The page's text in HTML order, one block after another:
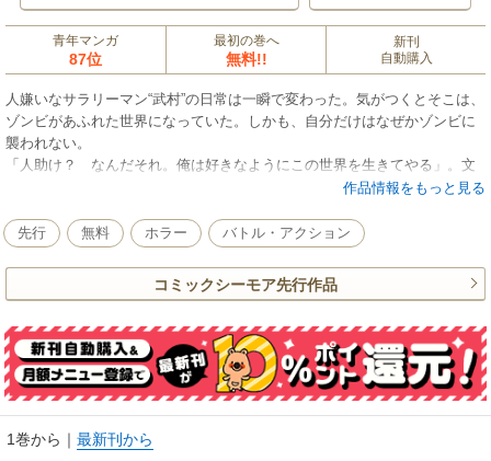
青年マンガ
87位
最初の巻へ
無料!!
新刊
自動購入
人嫌いなサラリーマン“武村”の日常は一瞬で変わった。気がつくとそこは、
ゾンビがあふれた世界になっていた。しかも、自分だけはなぜかゾンビに
襲われない。
「人助け？ なんだそれ。俺は好きなようにこの世界を生きてやる」。文
明が崩壊しかけた終末世界で、はからずも大きな力を持ってしまった武
も……。
ネット発の新感覚ゾンビパニックストーリー。
作品情報をもっと見る
先行 無料 ホラー バトル・アクション
コミックシーモア先行作品
1巻から ｜ 最新刊から